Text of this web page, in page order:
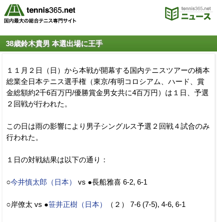
38歳鈴木貴男 本選出場に王手
１１月２日（日）から本戦が開幕する国内テニスツアーの橋本
総業全日本テニス選手権（東京/有明コロシアム、ハード、賞
金総額約2千6百万円/優勝賞金男女共に4百万円）は１日、予選
２回戦が行われた。
この日は雨の影響により男子シングルス予選２回戦４試合のみ
行われた。
１日の対戦結果は以下の通り：
○今井慎太郎（日本） vs ●長船雅喜 6-2, 6-1
○岸僚太 vs ●笹井正樹（日本） （２） 7-6 (7-5), 4-6, 6-1